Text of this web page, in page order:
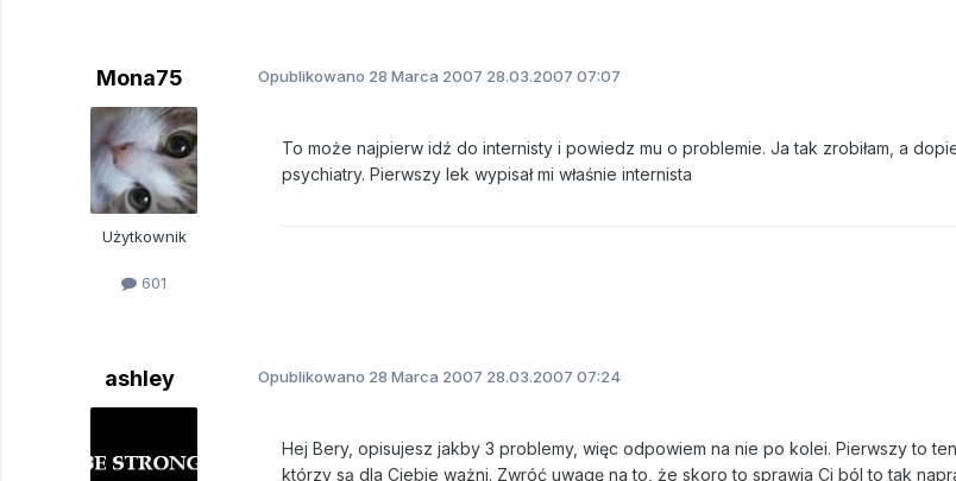
Mona75
Użytkownik
601
Opublikowano 28 Marca 2007 28.03.2007 07:07
To może najpierw idź do internisty i powiedz mu o problemie. Ja tak zrobiłam, a
psychiatry. Pierwszy lek wypisał mi właśnie internista
ashley Opublikowano 28 Marca 2007 28.03.2007 07:24
Hej Bery, opisujesz jakby 3 problemy, więc odpowiem na nie po kolei. Pierwszy to
którzy są dla Ciebie ważni. Zwróć uwagę na to, że skoro to sprawia Ci ból to tak